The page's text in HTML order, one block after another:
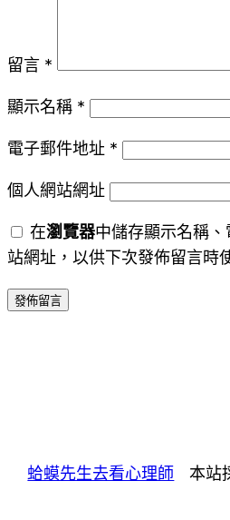
留言 *
顯示名稱 *
電子郵件地址 *
個人網站網址
在瀏覽器中儲存顯示名稱
站網址，以供下次發佈留言時
蛤蟆先生去看心理師 本站